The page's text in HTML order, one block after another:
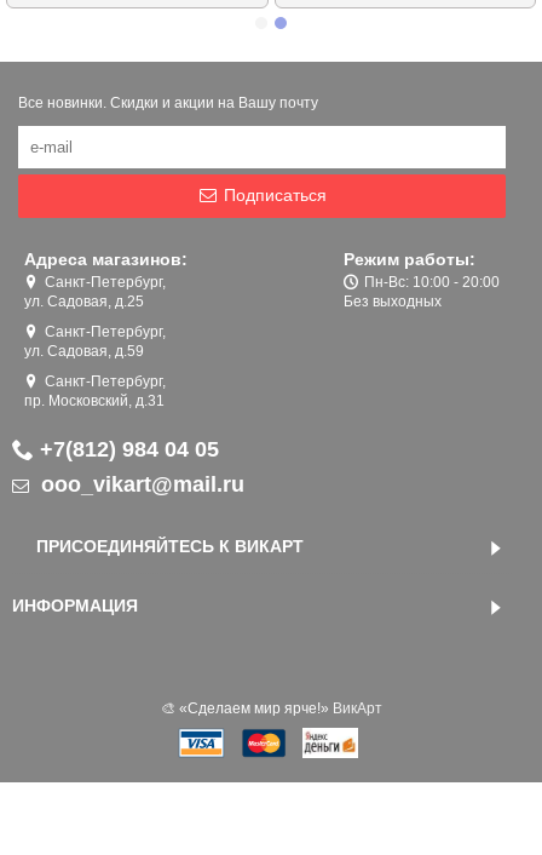
Все новинки. Скидки и акции на Вашу почту
Подписаться
Адреса магазинов:
Санкт-Петербург,
ул. Садовая, д.25
Санкт-Петербург,
ул. Садовая, д.59
Санкт-Петербург,
пр. Московский, д.31
Режим работы:
Пн-Вс: 10:00 - 20:00
Без выходных
+7(812) 984 04 05
ooo_vikart@mail.ru
ПРИСОЕДИНЯЙТЕСЬ К ВИКАРТ
ИНФОРМАЦИЯ
🎨 «‎Сделаем мир ярче!» ВикАрт